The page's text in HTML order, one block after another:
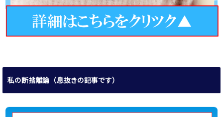
私の断捨離論（息抜きの記事です）